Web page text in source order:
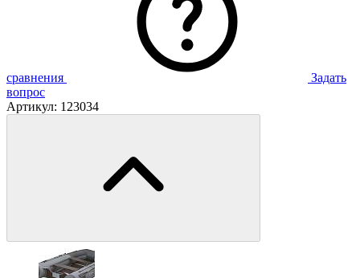
сравнения
Задать
вопрос
Артикул: 123034